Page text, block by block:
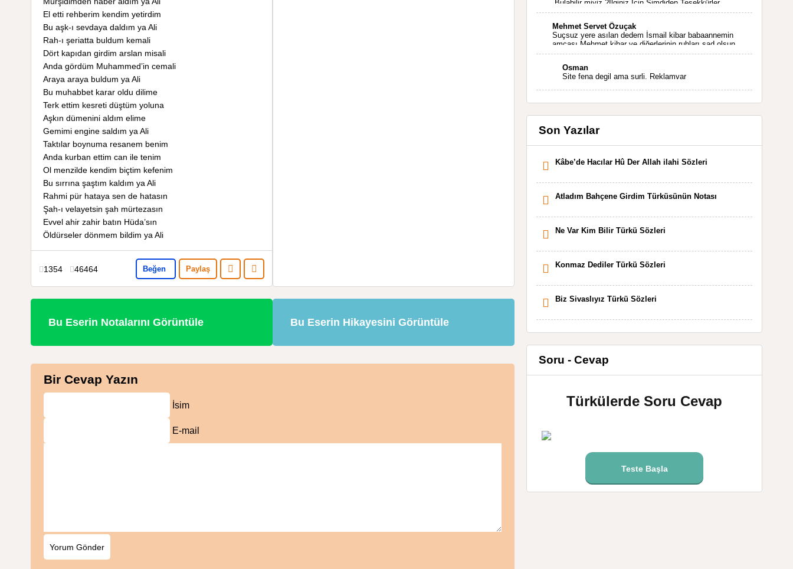
El etti rehberim kendim yetirdim
Bu aşk-ı sevdaya daldım ya Ali
Rah-ı şeriatta buldum kemali
Dört kapıdan girdim arslan misali
Anda gördüm Muhammed’in cemali
Araya araya buldum ya Ali
Bu muhabbet karar oldu dilime
Terk ettim kesreti düştüm yoluna
Aşkın dümenini aldım elime
Gemimi engine saldım ya Ali
Taktılar boynuma resanem benim
Anda kurban ettim can ile tenim
Ol menzilde kendim biçtim kefenim
Bu sırrına şaştım kaldım ya Ali
Rahmi pür hataya sen de hatasın
Şah-ı velayetsin şah mürtezasın
Evvel ahir zahir batın Hüda’sın
Öldürseler dönmem bildim ya Ali
1354 46464 Beğen Paylaş
Bu Eserin Notalarını Görüntüle Bu Eserin Hikayesini Görüntüle
Bir Cevap Yazın
İsim
E-mail
Bulabilir miyiz ?İlginiz İçin Şimdiden Teşekkürler.
Mehmet Servet Özuçak
Suçsuz yere asılan dedem İsmail kibar babaannemin
amcası Mehmet kibar ve diğerlerinin ruhları şad olsun.
Kahrolsun Cemal paşa
Osman
Site fena degil ama surli. Reklamvar
Son Yazılar
Kâbe’de Hacılar Hû Der Allah ilahi Sözleri
Atladım Bahçene Girdim Türküsünün Notası
Ne Var Kim Bilir Türkü Sözleri
Konmaz Dediler Türkü Sözleri
Biz Sivaslıyız Türkü Sözleri
Soru - Cevap
Türkülerde Soru Cevap
Teste Başla